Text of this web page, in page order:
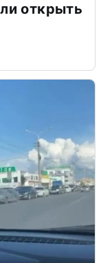
открыть